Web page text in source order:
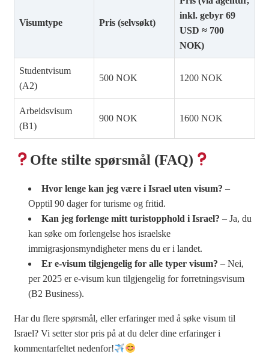
Visumtype Pris (selvsøkt)
inkl. gebyr 69
USD ≈ 700
NOK)
Studentvisum
(A2)
500 NOK 1200 NOK
Arbeidsvisum
(B1)
900 NOK 1600 NOK
Ofte stilte spørsmål (FAQ)
Hvor lenge kan jeg være i Israel uten visum? –
Opptil 90 dager for turisme og fritid.
Kan jeg forlenge mitt turistopphold i Israel? – Ja, du
kan søke om forlengelse hos israelske
immigrasjonsmyndigheter mens du er i landet.
Er e-visum tilgjengelig for alle typer visum? – Nei,
per 2025 er e-visum kun tilgjengelig for forretningsvisum
(B2 Business).
Har du flere spørsmål, eller erfaringer med å søke visum til
Israel? Vi setter stor pris på at du deler dine erfaringer i
kommentarfeltet nedenfor!